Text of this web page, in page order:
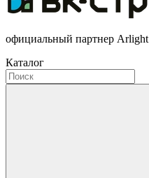
официальный партнер Arlight
Каталог